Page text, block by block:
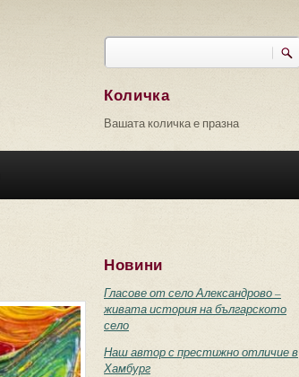
Търси
Количка
Вашата количка е празна
Новини
Гласове от село Александрово –
живата история на българското
село
Наш автор с престижно отличие в
Хамбург